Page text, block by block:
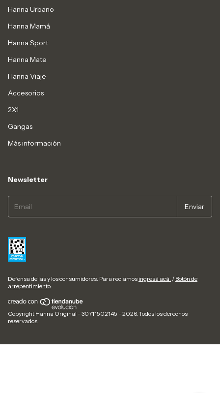
Hanna Urbano
Hanna Mamá
Hanna Sport
Hanna Mate
Hanna Viaje
Accesorios
2X1
Gangas
Más información
Newsletter
Defensa de las y los consumidores. Para reclamos ingresá acá. / Botón de
arrepentimiento
Copyright Hanna Original - 30711502145 - 2026. Todos los derechos
reservados.